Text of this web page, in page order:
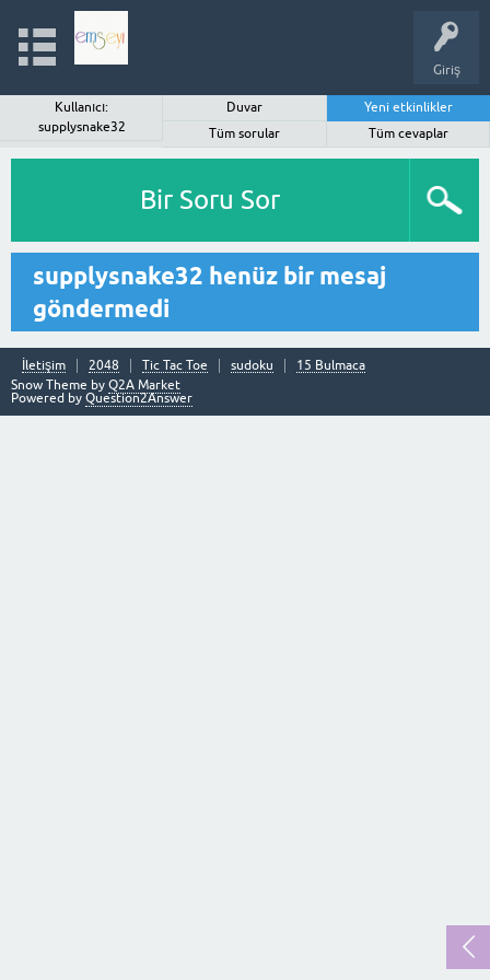
Giriş
Kullanıcı:
supplysnake32
Duvar
Yeni etkinlikler
Tüm sorular
Tüm cevaplar
Bir Soru Sor
supplysnake32 henüz bir mesaj
göndermedi
İletişim 2048 Tic Tac Toe sudoku
15 Bulmaca
Snow Theme by Q2A Market
Powered by Question2Answer